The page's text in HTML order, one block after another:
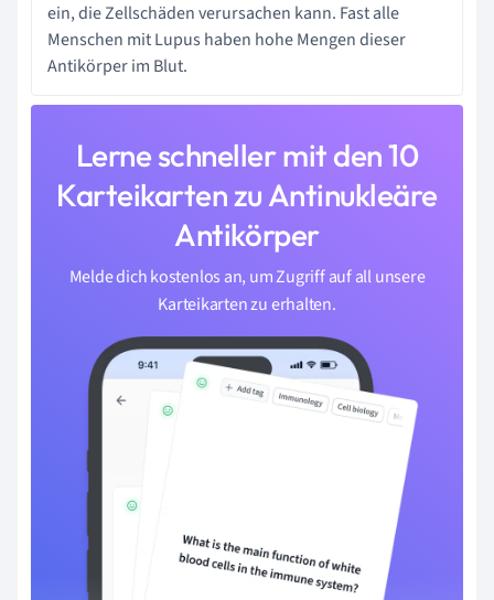
ein, die Zellschäden verursachen kann. Fast alle
Menschen mit Lupus haben hohe Mengen dieser
Antikörper im Blut.
Lerne schneller mit den 10
Karteikarten zu Antinukleäre
Antikörper
Melde dich kostenlos an, um Zugriff auf all unsere
Karteikarten zu erhalten.